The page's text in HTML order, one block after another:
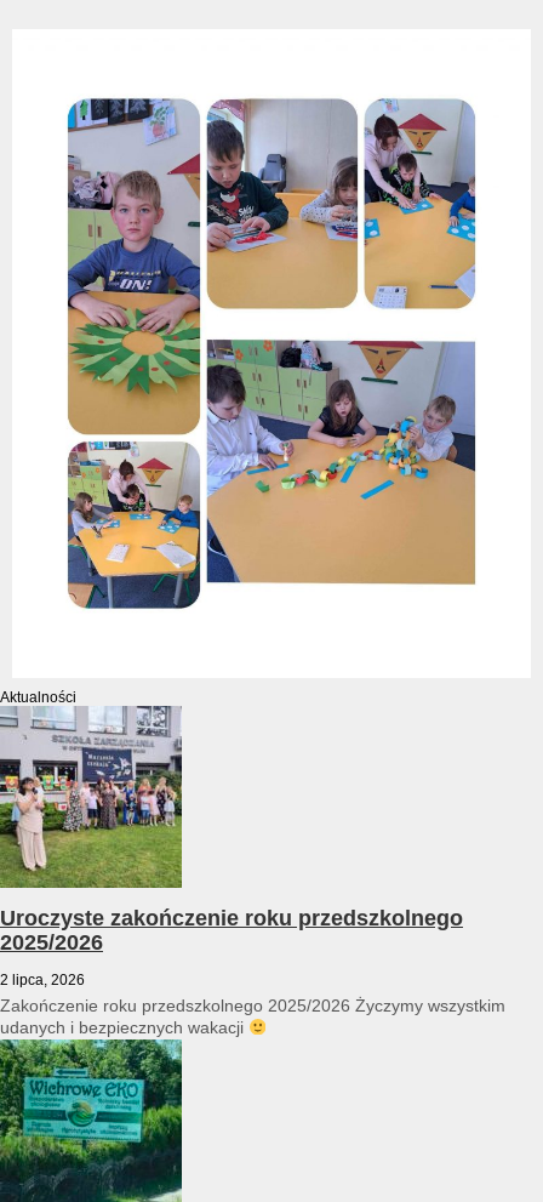
Aktualności
Uroczyste zakończenie roku przedszkolnego
2025/2026
2 lipca, 2026
Zakończenie roku przedszkolnego 2025/2026 Życzymy wszystkim
udanych i bezpiecznych wakacji